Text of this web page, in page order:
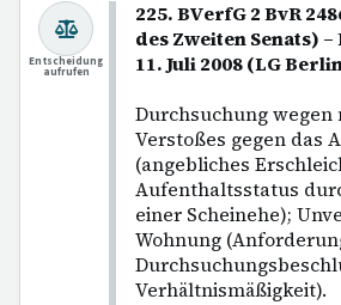
225. BVerfG 2 BvR
des Zweiten Senats)
11. Juli 2008 (LG
Durchsuchung
Verstoßes gegen das
(angebliches
Aufenthaltsstatus
einer Scheinehe);
Wohnung
Verhältnismäßigkeit).
Entscheidung
aufrufen